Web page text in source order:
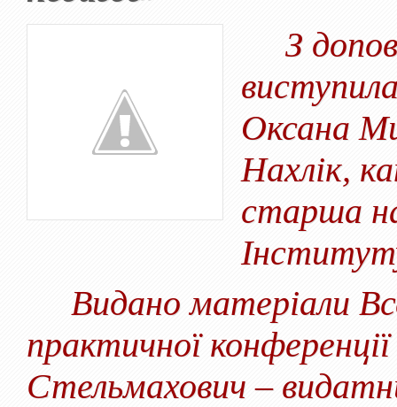
З
Оксана
Нахлік,
старша
Видано матеріали
практичної
Стельмахович –